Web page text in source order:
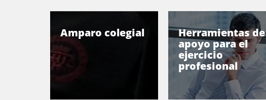
Amparo colegial
Herramientas de
apoyo para el
ejercicio
profesional